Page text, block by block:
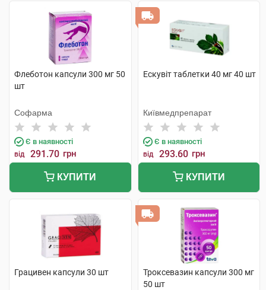
Флеботон капсули 300 мг 50
шт
Софарма
Є в наявності
від 291.70 грн
КУПИТИ
Ескувіт таблетки 40 мг 40 шт
Київмедпрепарат
Є в наявності
від 293.60 грн
КУПИТИ
Грацивен капсули 30 шт
Троксевазин капсули 300 мг
50 шт